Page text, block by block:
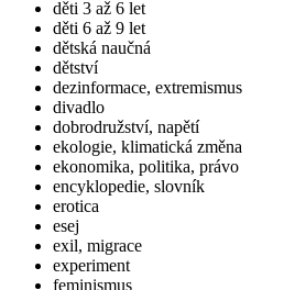
děti 3 až 6 let
děti 6 až 9 let
dětská naučná
dětství
dezinformace, extremismus
divadlo
dobrodružství, napětí
ekologie, klimatická změna
ekonomika, politika, právo
encyklopedie, slovník
erotica
esej
exil, migrace
experiment
feminismus